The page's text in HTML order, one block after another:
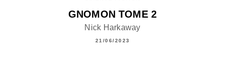
GNOMON TOME 2
Nick Harkaway
21/06/2023